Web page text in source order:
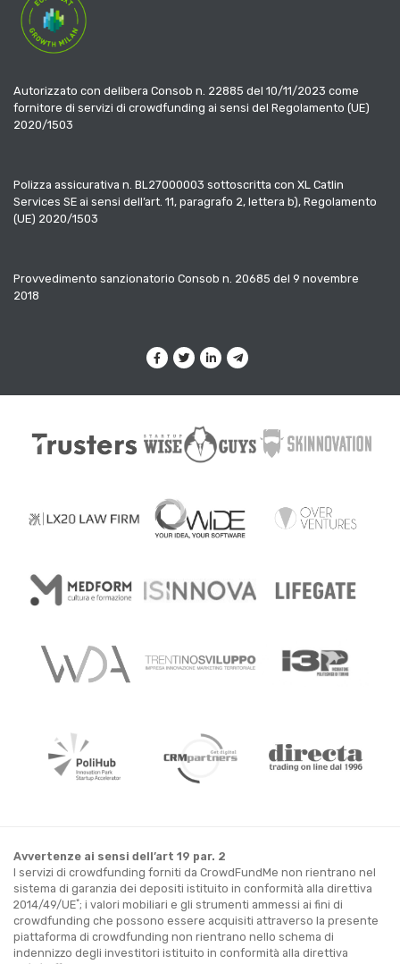
Autorizzato con delibera Consob n. 22885 del 10/11/2023 come
fornitore di servizi di crowdfunding ai sensi del Regolamento (UE)
2020/1503
Polizza assicurativa n. BL27000003 sottoscritta con XL Catlin
Services SE ai sensi dell’art. 11, paragrafo 2, lettera b), Regolamento
(UE) 2020/1503
Provvedimento sanzionatorio Consob n. 20685 del 9 novembre
2018
Avvertenze ai sensi dell’art 19 par. 2
I servizi di crowdfunding forniti da CrowdFundMe non rientrano nel
sistema di garanzia dei depositi istituito in conformità alla direttiva
2014/49/UE*; i valori mobiliari e gli strumenti ammessi ai fini di
crowdfunding che possono essere acquisiti attraverso la presente
piattaforma di crowdfunding non rientrano nello schema di
indennizzo degli investitori istituito in conformità alla direttiva